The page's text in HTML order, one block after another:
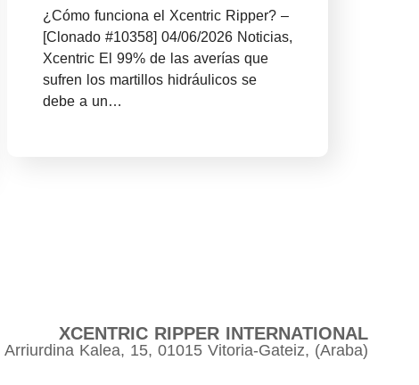
¿Cómo funciona el Xcentric Ripper? –
[Clonado #10358] 04/06/2026 Noticias,
Xcentric El 99% de las averías que
sufren los martillos hidráulicos se
debe a un…
XCENTRIC RIPPER INTERNATIONAL
Arriurdina Kalea, 15, 01015 Vitoria-Gateiz, (Araba)